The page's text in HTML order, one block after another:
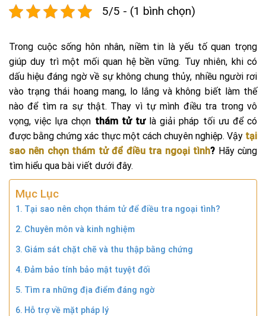
5/5 - (1 bình chọn)
Trong cuộc sống hôn nhân, niềm tin là yếu tố quan trọng
giúp duy trì một mối quan hệ bền vững. Tuy nhiên, khi có
dấu hiệu đáng ngờ về sự không chung thủy, nhiều người rơi
vào trạng thái hoang mang, lo lắng và không biết làm thế
nào để tìm ra sự thật. Thay vì tự mình điều tra trong vô
vọng, việc lựa chọn thám tử tưlà giải pháp tối ưu để có
được bằng chứng xác thực một cách chuyên nghiệp. Vậy tại
sao nên chọn thám tử để điều tra ngoại tình? Hãy cùng
tìm hiểu qua bài viết dưới đây.
Mục Lục
Tại sao nên chọn thám tử để điều tra ngoại tình?
Chuyên môn và kinh nghiệm
Giám sát chặt chẽ và thu thập bằng chứng
Đảm bảo tính bảo mật tuyệt đối
Tìm ra những địa điểm đáng ngờ
Hỗ trợ về mặt pháp lý